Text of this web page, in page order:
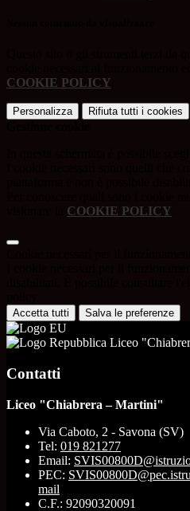
COOKIE POLICY
Personalizza Rifiuta tutti i cookies
COOKIE POLICY
Accetta tutti Salva le preferenze
Liceo
Contatti
Liceo "Chiabrera – Martini"
Via Caboto, 2 - Savona (SV)
Tel: 019 821277
Email:
PEC:
mail
C.F.: 92090320091